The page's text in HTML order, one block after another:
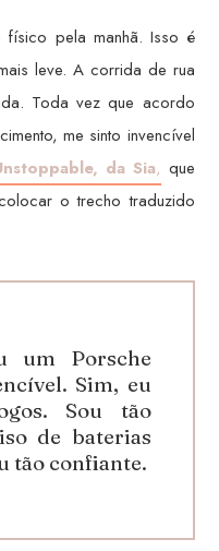
pela manhã. Isso é
leve. A corrida de rua
Toda vez que acordo
me sinto invencível
da Sia, que
o trecho traduzido
um Porsche
Sim, eu
Sou tão
de baterias
tão confiante.